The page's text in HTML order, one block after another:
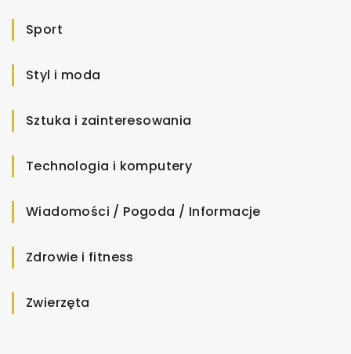
Sport
Styl i moda
Sztuka i zainteresowania
Technologia i komputery
Wiadomości / Pogoda / Informacje
Zdrowie i fitness
Zwierzęta